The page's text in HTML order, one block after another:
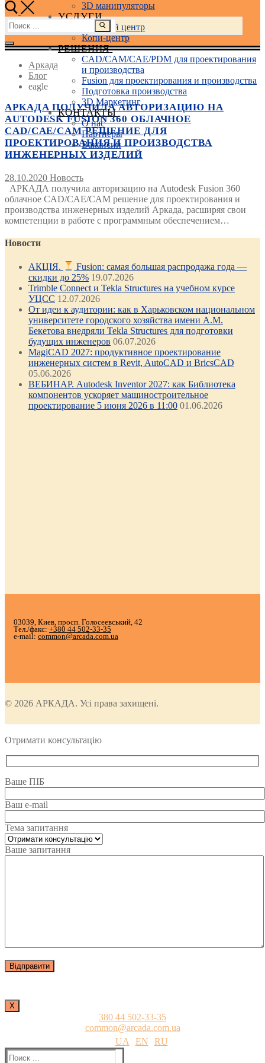
3D манипуляторы
УСЛУГИ
Учебный центр
Копи-центр
РЕШЕНИЯ
CAD/CAM/CAE/PDM для проектирования
и производства
Fusion для проектирования и производства
Подготовка производства
3D Маркетинг
КОНТАКТЫ
О нас
Партнеры
Вакансии
Найти:
Аркада
Блог
eagle
АРКАДА ПОЛУЧИЛА АВТОРИЗАЦИЮ НА
AUTODESK FUSION 360 ОБЛАЧНОЕ
CAD/CAE/CAM РЕШЕНИЕ ДЛЯ
ПРОЕКТИРОВАНИЯ И ПРОИЗВОДСТВА
ИНЖЕНЕРНЫХ ИЗДЕЛИЙ
28.10.2020 Новость
АРКАДА получила авторизацию на Autodesk Fusion 360
облачное CAD/CAE/CAM решение для проектирования и
производства инженерных изделий Аркада, расширяя свои
компетенции в работе с программным обеспечением…
Новости
АКЦІЯ.
Fusion: самая большая распродажа года —
скидки до 25% 19.07.2026
Trimble Connect и Tekla Structures на учебном курсе
УЦСС 12.07.2026
От идеи к аудитории: как в Харьковском национальном
университете городского хозяйства имени А.М.
Бекетова внедряли Tekla Structures для подготовки
будущих инженеров 06.07.2026
MagiCAD 2027: продуктивное проектирование
инженерных систем в Revit, AutoCAD и BricsCAD
05.06.2026
ВЕБИНАР. Autodesk Inventor 2027: как Библиотека
компонентов ускоряет машиностроительное
проектирование 5 июня 2026 в 11:00 01.06.2026
03039, Киев, просп. Голосеевський, 42
Тел./факс: +380 44 502-33-35
e-mail: common@arcada.com.ua
© 2026 АРКАДА. Усі права захищені.
Отримати консультацію
Ваше ПІБ
Ваш e-mail
Тема запитання
Ваше запитання
Х
380 44 502-33-35
common@arcada.com.ua
UA
EN
RU
Найти: